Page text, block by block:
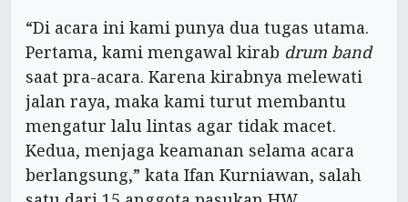
“Di acara ini kami punya dua tugas utama.
Pertama, kami mengawal kirab drum band
saat pra-acara. Karena kirabnya melewati
jalan raya, maka kami turut membantu
mengatur lalu lintas agar tidak macet.
Kedua, menjaga keamanan selama acara
berlangsung,” kata Ifan Kurniawan, salah